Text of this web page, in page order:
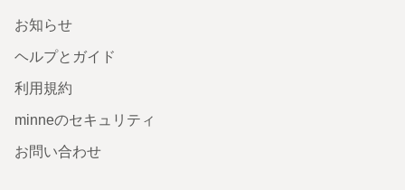
お知らせ
ヘルプとガイド
利用規約
minneのセキュリティ
お問い合わせ